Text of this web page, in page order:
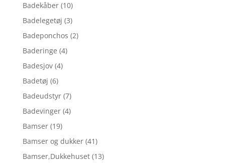
Badekåber (10)
Badelegetøj (3)
Badeponchos (2)
Baderinge (4)
Badesjov (4)
Badetøj (6)
Badeudstyr (7)
Badevinger (4)
Bamser (19)
Bamser og dukker (41)
Bamser,Dukkehuset (13)